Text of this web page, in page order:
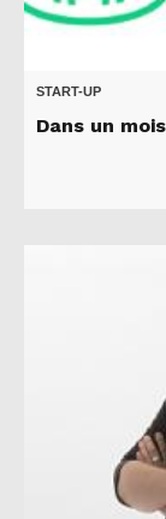
START-UP
Dans un